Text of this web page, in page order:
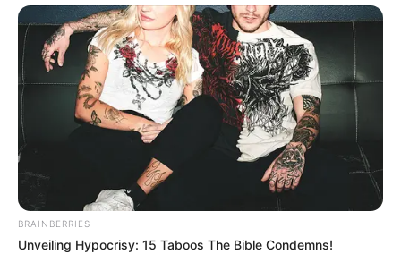
BRAINBERRIES
Unveiling Hypocrisy: 15 Taboos The Bible Condemns!